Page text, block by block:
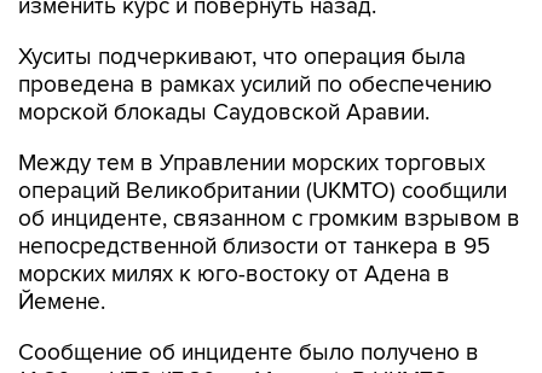
изменить курс и повернуть назад.
Хуситы подчеркивают, что операция была
проведена в рамках усилий по обеспечению
морской блокады Саудовской Аравии.
Между тем в Управлении морских торговых
операций Великобритании (UKMTO) сообщили
об инциденте, связанном с громким взрывом в
непосредственной близости от танкера в 95
морских милях к юго-востоку от Адена в
Йемене.
Сообщение об инциденте было получено в